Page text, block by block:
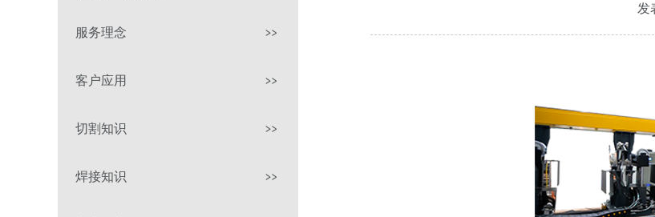
服务理念
客户应用
切割知识
焊接知识
发